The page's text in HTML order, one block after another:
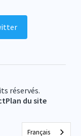
réservés.
Plan du site
Français